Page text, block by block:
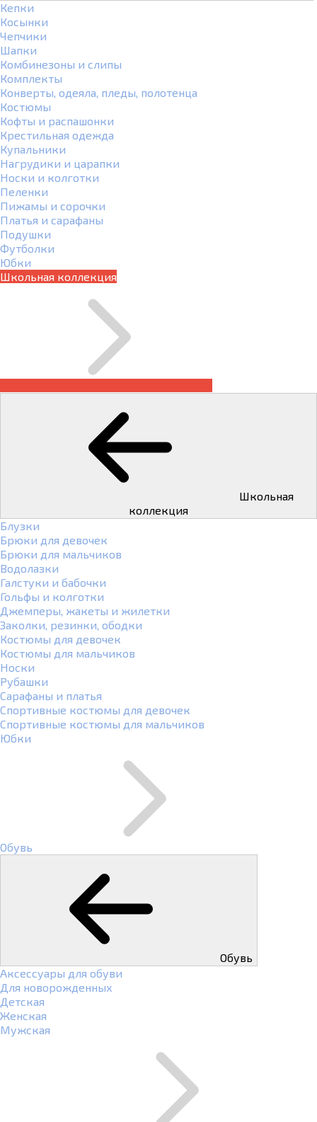
Кепки
Косынки
Чепчики
Шапки
Комбинезоны и слипы
Комплекты
Конверты, одеяла, пледы, полотенца
Костюмы
Кофты и распашонки
Крестильная одежда
Купальники
Нагрудики и царапки
Носки и колготки
Пеленки
Пижамы и сорочки
Платья и сарафаны
Подушки
Футболки
Юбки
Школьная коллекция
коллекция
Блузки
Брюки для девочек
Брюки для мальчиков
Водолазки
Галстуки и бабочки
Гольфы и колготки
Джемперы, жакеты и жилетки
Заколки, резинки, ободки
Костюмы для девочек
Костюмы для мальчиков
Носки
Рубашки
Сарафаны и платья
Спортивные костюмы для девочек
Спортивные костюмы для мальчиков
Юбки
Обувь
Обувь
Аксессуары для обуви
Для новорожденных
Детская
Женская
Мужская